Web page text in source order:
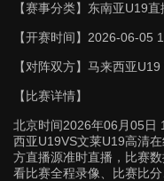
【赛事分类】 东南亚U19直
【开赛时间】 2026-06-05
【对阵双方】 马来西亚U19
【比赛详情】
北京时间2026年06月05日
西亚U19VS文莱U19高清
方直播源准时直播，比赛
看比赛全程录像、比赛比